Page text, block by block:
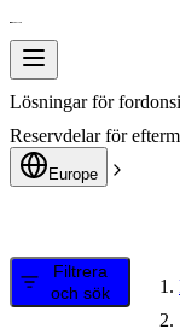
Lösningar för
Reservdelar för
Europe
Filtrera
och sök